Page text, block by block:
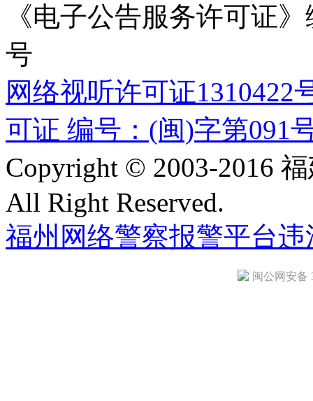
《电子公告服务许可证
号
网络视听许可证1310422
可证 编号：(闽)字第091
Copyright © 2003-2016
All Right Reserved.
福州网络警察报警平台违
闽公网安备